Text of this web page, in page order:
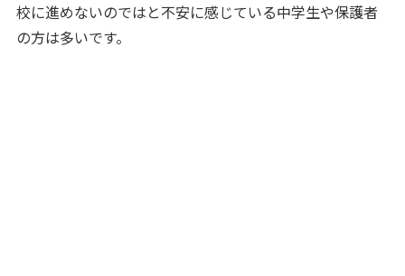
校に進めないのではと不安に感じている中学生や保護者
の方は多いです。